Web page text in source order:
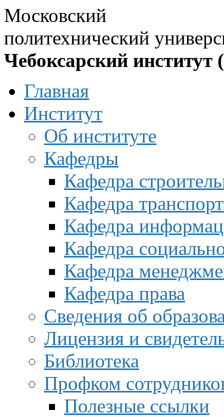
Московский
политехнический
Чебоксарский институт
Главная
Институт
Об институте
Кафедры
Кафедра
Кафедра
Кафедра
Кафедра
Кафедра
Кафедра права
Сведения об
Лицензия и
Библиотека
Профком
Полезные ссылки